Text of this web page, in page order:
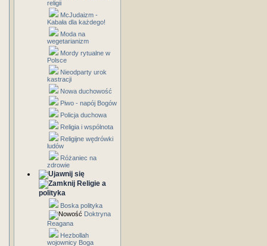
religii
McJudaizm -
Kabała dla każdego!
Moda na
wegetarianizm
Mordy rytualne w
Polsce
Nieodparty urok
kastracji
Nowa duchowość
Piwo - napój Bogów
Policja duchowa
Religia i wspólnota
Religijne wędrówki
ludów
Różaniec na
zdrowie
Religie a
polityka
Boska polityka
Doktryna
Reagana
Hezbollah
wojownicy Boga